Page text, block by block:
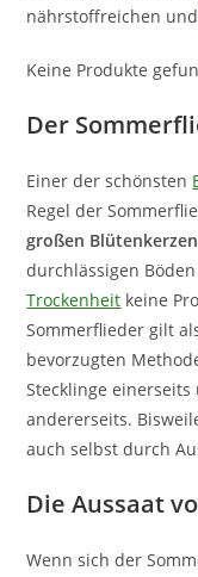
nährstoffreichen und
Keine Produkte
Der
Einer der schönsten
Regel der
großen Blütenkerzen
durchlässigen
Trockenheit keine
Sommerflieder gilt
bevorzugten
Stecklinge
andererseits.
auch selbst durch
Die Aussaat
Wenn sich der